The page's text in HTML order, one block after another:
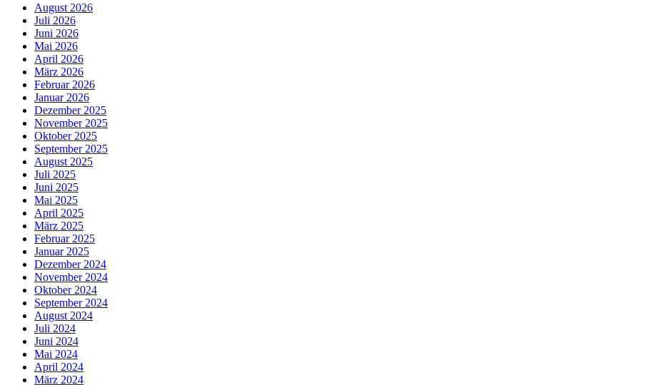
August 2026
Juli 2026
Juni 2026
Mai 2026
April 2026
März 2026
Februar 2026
Januar 2026
Dezember 2025
November 2025
Oktober 2025
September 2025
August 2025
Juli 2025
Juni 2025
Mai 2025
April 2025
März 2025
Februar 2025
Januar 2025
Dezember 2024
November 2024
Oktober 2024
September 2024
August 2024
Juli 2024
Juni 2024
Mai 2024
April 2024
März 2024